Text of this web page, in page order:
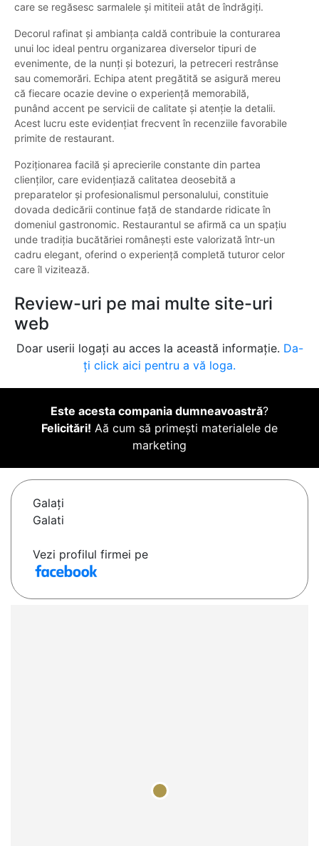
care se regăsesc sarmalele și mititeii atât de îndrăgiți.
Decorul rafinat și ambianța caldă contribuie la conturarea
unui loc ideal pentru organizarea diverselor tipuri de
evenimente, de la nunți și botezuri, la petreceri restrânse
sau comemorări. Echipa atent pregătită se asigură mereu
că fiecare ocazie devine o experiență memorabilă,
punând accent pe servicii de calitate și atenție la detalii.
Acest lucru este evidențiat frecvent în recenziile favorabile
primite de restaurant.
Poziționarea facilă și aprecierile constante din partea
clienților, care evidențiază calitatea deosebită a
preparatelor și profesionalismul personalului, constituie
dovada dedicării continue față de standarde ridicate în
domeniul gastronomic. Restaurantul se afirmă ca un spațiu
unde tradiția bucătăriei românești este valorizată într-un
cadru elegant, oferind o experiență completă tuturor celor
care îl vizitează.
Review-uri pe mai multe site-uri
web
Doar userii logați au acces la această informație. Da-
ți click aici pentru a vă loga.
Este acesta compania dumneavoastră?
Felicitări! Aă cum să primești materialele de
marketing
Galaţi
Galati
Vezi profilul firmei pe